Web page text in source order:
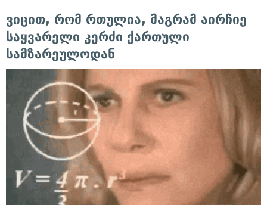
ვიცით, რომ რთულია, მაგრამ აირჩიე
საყვარელი კერძი ქართული
სამზარეულოდან